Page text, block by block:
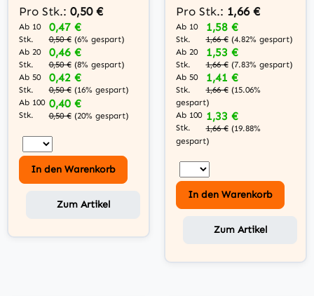
Pro Stk.: 0,50 €
Ab 10
Stk.
0,47 €
0,50 € (6% gespart)
Ab 20
Stk.
0,46 €
0,50 € (8% gespart)
Ab 50
Stk.
0,42 €
0,50 € (16% gespart)
Ab 100
Stk.
0,40 €
0,50 € (20% gespart)
In den Warenkorb
Zum Artikel
Pro Stk.: 1,66 €
Ab 10
Stk.
1,58 €
1,66 € (4.82% gespart)
Ab 20
Stk.
1,53 €
1,66 € (7.83% gespart)
Ab 50
Stk.
1,41 €
1,66 € (15.06%
gespart)
Ab 100
Stk.
1,33 €
1,66 € (19.88%
gespart)
In den Warenkorb
Zum Artikel